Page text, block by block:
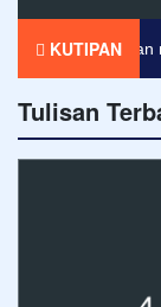
KUTIPAN
Pendidikan
Tulisan